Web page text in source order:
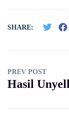
SHARE:
PREV POST